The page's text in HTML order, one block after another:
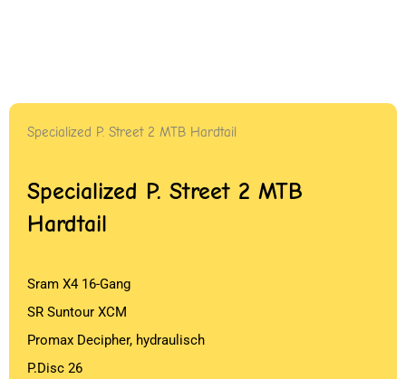
Specialized P. Street 2 MTB Hardtail
Specialized P. Street 2 MTB
Hardtail
Sram X4 16-Gang
SR Suntour XCM
Promax Decipher, hydraulisch
P.Disc 26